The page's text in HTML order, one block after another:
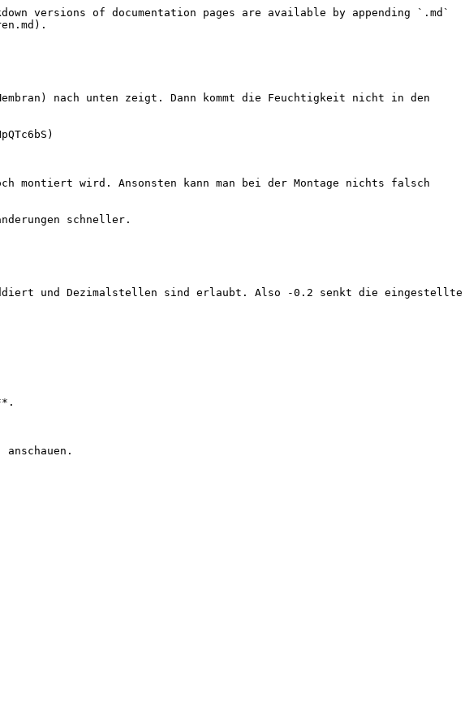
versions of documentation pages are available by appending `.md`
nach unten zeigt. Dann kommt die Feuchtigkeit nicht in den
montiert wird. Ansonsten kann man bei der Montage nichts falsch
schneller.
und Dezimalstellen sind erlaubt. Also -0.2 senkt die eingestellte